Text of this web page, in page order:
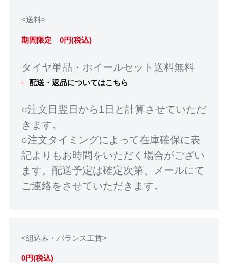
<送料>
期間限定 0円(税込)
タイヤ単品・ホイールセット送料無料
配送・返品についてはこちら
○注文日翌日から1日と計算させていただ
きます。
○注文タイミングによって在庫確保に表
記よりもお時間をいただく場合がござい
ます。配送予定は確定次第、メールにて
ご連絡をさせていただきます。
<組込み・バランス工賃>
0円(税込)